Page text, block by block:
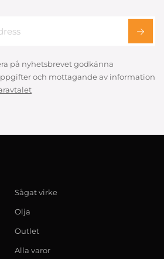
på nyhetsbrevet godkänna
och mottagande av information
Sågat virke
Olja
Outlet
Alla varor